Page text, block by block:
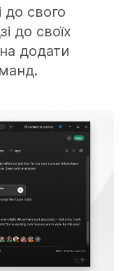
до свого
до своїх
додати